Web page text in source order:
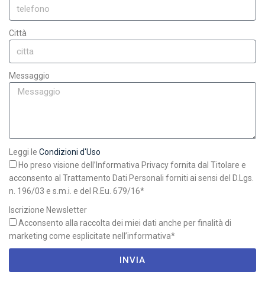
Città
Messaggio
Leggi le Condizioni d'Uso
Ho preso visione dell’Informativa Privacy fornita dal Titolare e
acconsento al Trattamento Dati Personali forniti ai sensi del D.Lgs.
n. 196/03 e s.m.i. e del R.Eu. 679/16*
Iscrizione Newsletter
Acconsento alla raccolta dei miei dati anche per finalità di
marketing come esplicitate nell’informativa*
INVIA